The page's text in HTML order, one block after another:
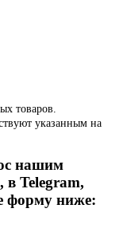
товаров.
указанным на
нашим
в Telegram,
форму ниже: